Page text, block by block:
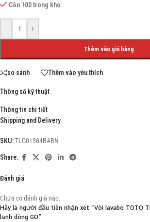
Còn 100 trong kho
- +
Thêm vào giỏ hàng
so sánh Thêm vào yêu thích
Thông số kỹ thuật
Thông tin chi tiết
Shipping and Delivery
SKU:TLG01304B#BN
Share:
Đánh giá
Chưa có đánh giá nào.
Hãy là người đầu tiên nhận xét “Vòi lavabo TOTO
lạnh dòng GO”